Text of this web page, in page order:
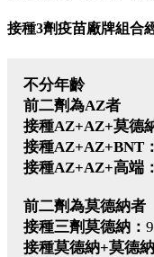
接種3劑疫苗廠牌組合
不分年齡
前二劑為AZ者
接種AZ+AZ+莫德
接種AZ+AZ+BNT：
接種AZ+AZ+高端：
前二劑為莫德納者
接種三劑莫德納：
接種莫德納+莫德